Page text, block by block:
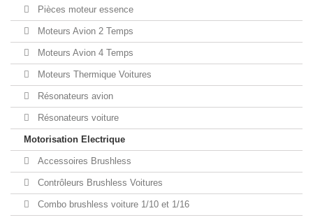
Pièces moteur essence
Moteurs Avion 2 Temps
Moteurs Avion 4 Temps
Moteurs Thermique Voitures
Résonateurs avion
Résonateurs voiture
Motorisation Electrique
Accessoires Brushless
Contrôleurs Brushless Voitures
Combo brushless voiture 1/10 et 1/16